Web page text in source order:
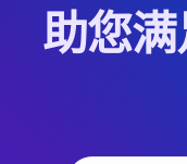
助您